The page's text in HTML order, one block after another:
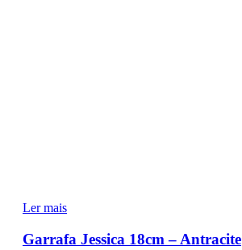
Ler mais
Garrafa Jessica 18cm – Antracite